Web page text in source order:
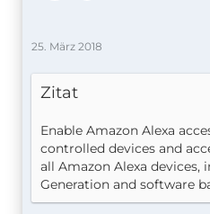
25. März 2018
Zitat
Enable Amazon Alexa
controlled devices and
all Amazon Alexa devices,
Generation and software